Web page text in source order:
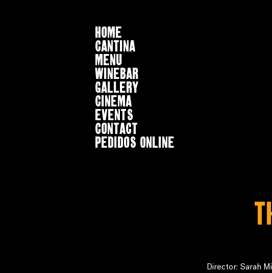
HOME
CANTINA
MENU
WINEBAR
GALLERY
CINEMA
EVENTS
CONTACT
Pedidos online
Director: Sarah